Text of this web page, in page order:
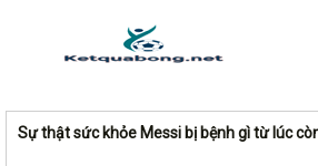
Sự thật sức khỏe Messi bị bệnh gì từ lúc